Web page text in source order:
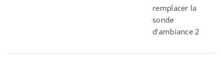
remplacer la
sonde
d’ambiance 2